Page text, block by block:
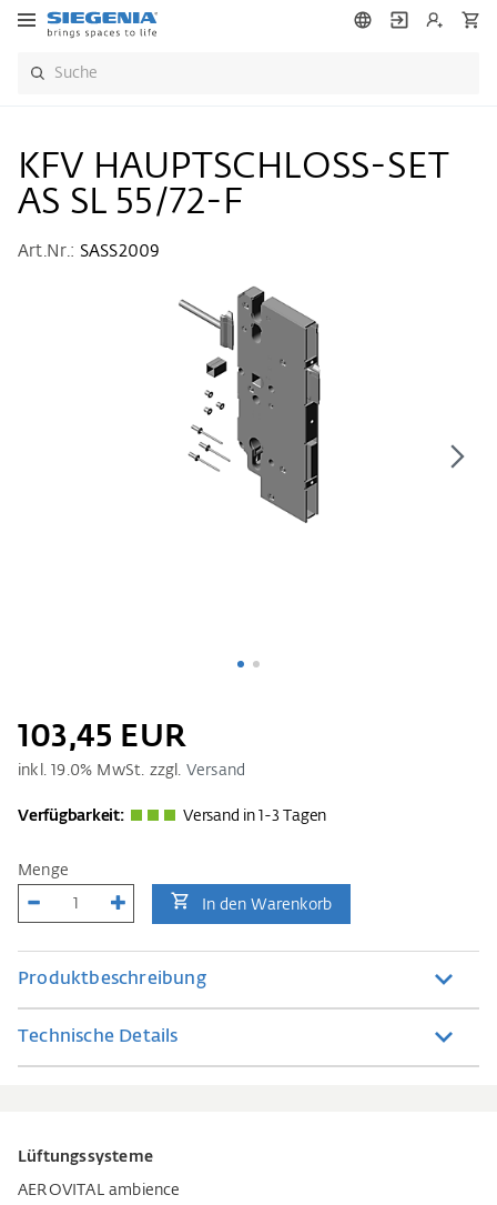
KFV HAUPTSCHLOSS-SET
AS SL 55/72-F
Art.Nr.: SASS2009
103,45 EUR
inkl. 19.0% MwSt. zzgl. Versand
Verfügbarkeit: Versand in 1-3 Tagen
Menge
In den Warenkorb
Produktbeschreibung
Technische Details
Lüftungssysteme
AEROVITAL ambience